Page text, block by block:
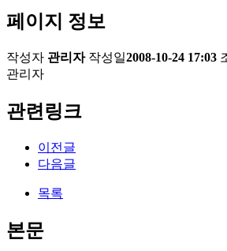
페이지 정보
작성자 관리자 작성일2008-10-24 17:03
관리자
관련링크
이전글
다음글
목록
본문